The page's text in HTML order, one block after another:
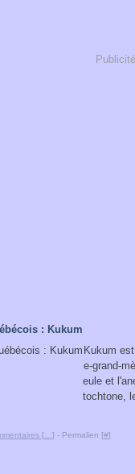
Publicité
: Kukum
Kukum
e-grand-
eule et
tochtone,
[… ] - Permalien [#]